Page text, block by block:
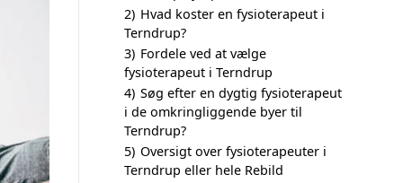
2) Hvad koster en fysioterapeut i
Terndrup?
3) Fordele ved at vælge
fysioterapeut i Terndrup
4) Søg efter en dygtig fysioterapeut
i de omkringliggende byer til
Terndrup?
5) Oversigt over fysioterapeuter i
Terndrup eller hele Rebild